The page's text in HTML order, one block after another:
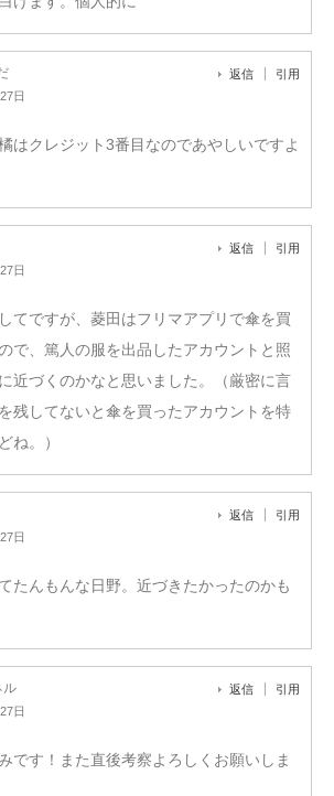
日
返信 引用
はクレジット3番目なのであやしいですよ
日
返信 引用
てですが、菱田はフリマアプリで傘を買
で、篤人の服を出品したアカウントと照
近づくのかなと思いました。（厳密に言
残してないと傘を買ったアカウントを特
ね。）
日
返信 引用
たんもんな日野。近づきたかったのかも
ル
日
返信 引用
です！また直後考察よろしくお願いしま